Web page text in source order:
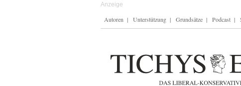
Autoren Unterstützung Grundsätze Podcast